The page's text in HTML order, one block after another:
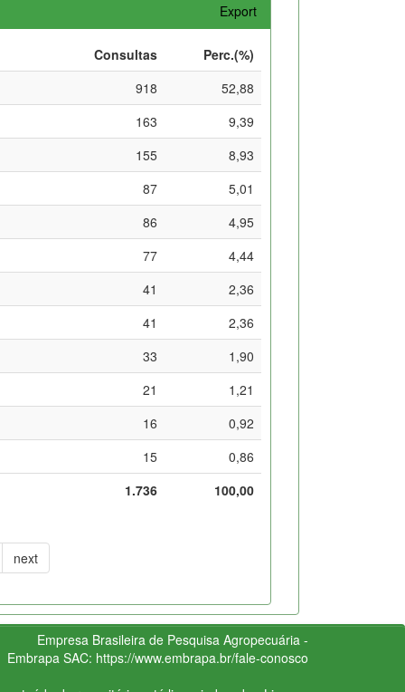
Export
Consultas
Perc.(%)
918
52,88
163
9,39
155
8,93
87
5,01
86
4,95
77
4,44
41
2,36
41
2,36
33
1,90
21
1,21
16
0,92
15
0,86
1.736
100,00
next
Empresa Brasileira de Pesquisa Agropecuária -
Embrapa SAC: https://www.embrapa.br/fale-conosco